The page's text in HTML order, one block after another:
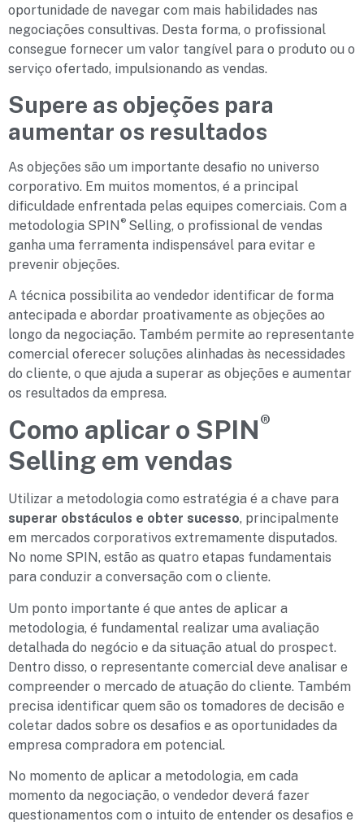
oportunidade de navegar com mais habilidades nas
negociações consultivas. Desta forma, o profissional
consegue fornecer um valor tangível para o produto ou o
serviço ofertado, impulsionando as vendas.
Supere as objeções para
aumentar os resultados
As objeções são um importante desafio no universo
corporativo. Em muitos momentos, é a principal
dificuldade enfrentada pelas equipes comerciais. Com a
metodologia SPIN® Selling, o profissional de vendas
ganha uma ferramenta indispensável para evitar e
prevenir objeções.
A técnica possibilita ao vendedor identificar de forma
antecipada e abordar proativamente as objeções ao
longo da negociação. Também permite ao representante
comercial oferecer soluções alinhadas às necessidades
do cliente, o que ajuda a superar as objeções e aumentar
os resultados da empresa.
Como aplicar o SPIN®
Selling em vendas
Utilizar a metodologia como estratégia é a chave para
superar obstáculos e obter sucesso, principalmente
em mercados corporativos extremamente disputados.
No nome SPIN, estão as quatro etapas fundamentais
para conduzir a conversação com o cliente.
Um ponto importante é que antes de aplicar a
metodologia, é fundamental realizar uma avaliação
detalhada do negócio e da situação atual do prospect.
Dentro disso, o representante comercial deve analisar e
compreender o mercado de atuação do cliente. Também
precisa identificar quem são os tomadores de decisão e
coletar dados sobre os desafios e as oportunidades da
empresa compradora em potencial.
No momento de aplicar a metodologia, em cada
momento da negociação, o vendedor deverá fazer
questionamentos com o intuito de entender os desafios e